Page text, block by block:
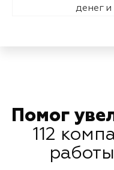
денег
Помог
112